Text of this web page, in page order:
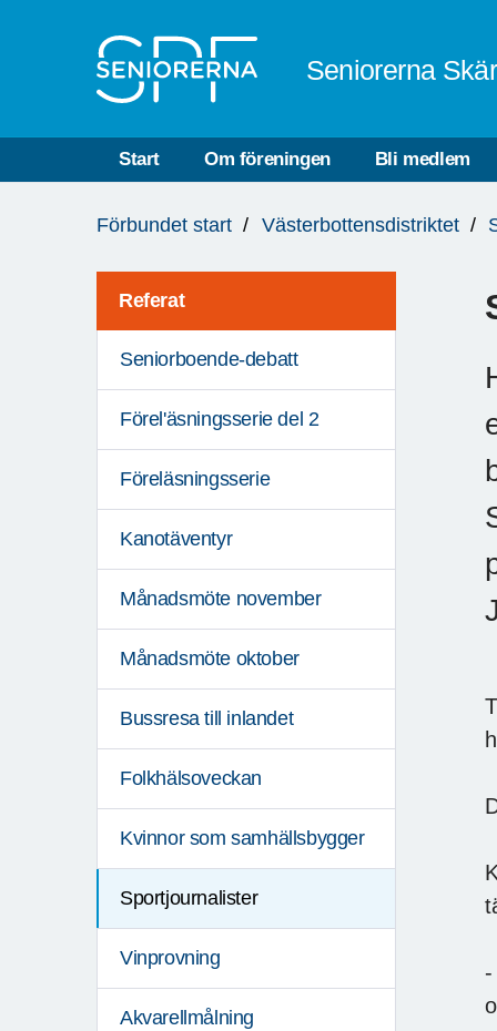
Seniorerna
Start Om föreningen Bli medlem
är
Förbundet start Västerbottensdistriktet
Referat
Seniorboende-debatt
Förel'äsningsserie del 2
Föreläsningsserie
Kanotäventyr
Månadsmöte november
Månadsmöte oktober
Bussresa till inlandet
Folkhälsoveckan
Kvinnor som samhällsbygger
Sportjournalister
Vinprovning
Akvarellmålning